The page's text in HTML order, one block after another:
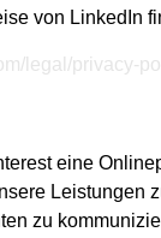
von LinkedIn
legal/privacy-
eine
Leistungen
zu